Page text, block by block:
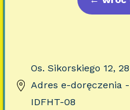
Os. Sikorskiego 12,
Adres e-doręczenia
IDFHT-08